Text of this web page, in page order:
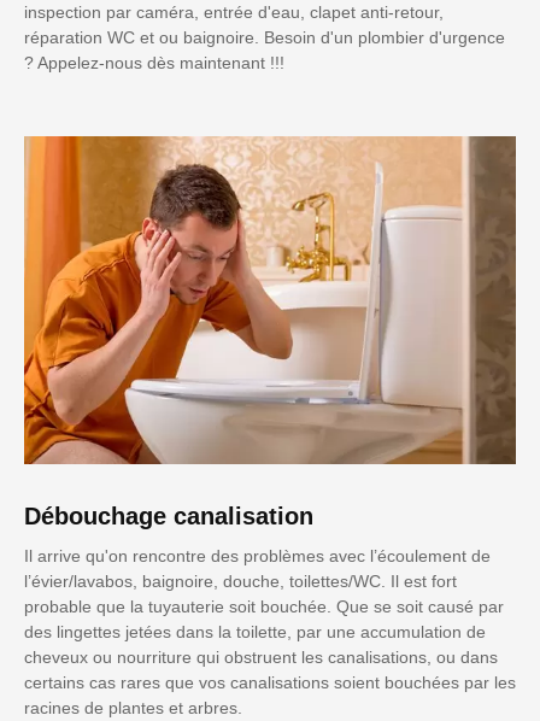
inspection par caméra, entrée d'eau, clapet anti-retour,
réparation WC et ou baignoire. Besoin d'un plombier d'urgence
? Appelez-nous dès maintenant !!!
Débouchage canalisation
Il arrive qu'on rencontre des problèmes avec l’écoulement de
l’évier/lavabos, baignoire, douche, toilettes/WC. Il est fort
probable que la tuyauterie soit bouchée. Que se soit causé par
des lingettes jetées dans la toilette, par une accumulation de
cheveux ou nourriture qui obstruent les canalisations, ou dans
certains cas rares que vos canalisations soient bouchées par les
racines de plantes et arbres.